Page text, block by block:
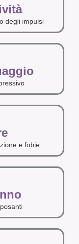
degli impulsi
e fobie